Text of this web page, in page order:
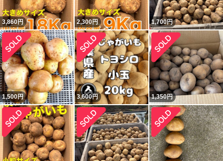
3,860円 2,300円 1,700円
1,500円 3,600円 1,350円